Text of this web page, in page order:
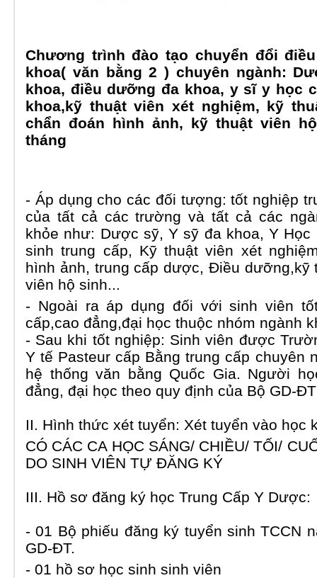
Chương trình đào tạo chuyển đổi
khoa( văn bằng 2 ) chuyên ngành: D
khoa, điều dưỡng đa khoa, y sĩ y học
khoa,kỹ thuật viên xét nghiệm, kỹ
chẩn đoán hình ảnh, kỹ thuật viên
tháng
- Áp dụng cho các đối tượng: tốt nghiệp
của tất cả các trường và tất cả các
khỏe như: Dược sỹ, Y sỹ đa khoa, Y Học
sinh trung cấp, Kỹ thuật viên xét
hình ảnh, trung cấp dược, Điều dưỡng,kỹ
viên hộ sinh...
- Ngoài ra áp dụng đối với sinh viên
cấp,cao đẳng,đại học thuộc nhóm ngành
- Sau khi tốt nghiệp: Sinh viên được
Y tế Pasteur cấp Bằng trung cấp chuyên
hệ thống văn bằng Quốc Gia. Người
đẳng, đại học theo quy định của Bộ GD-
II. Hình thức xét tuyển: Xét tuyển vào học
CÓ CÁC CA HỌC SÁNG/ CHIỀU/ TỐI/
DO SINH VIÊN TỰ ĐĂNG KÝ
III. Hồ sơ đăng ký học Trung Cấp Y Dược:
- 01 Bộ phiếu đăng ký tuyển sinh TCCN
GD-ĐT.
- 01 hồ sơ học sinh sinh viên